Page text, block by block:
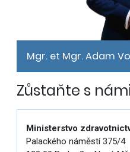
Mgr. et Mgr. Adam
Zůstaňte s
Ministerstvo
Palackého náměstí 375/4